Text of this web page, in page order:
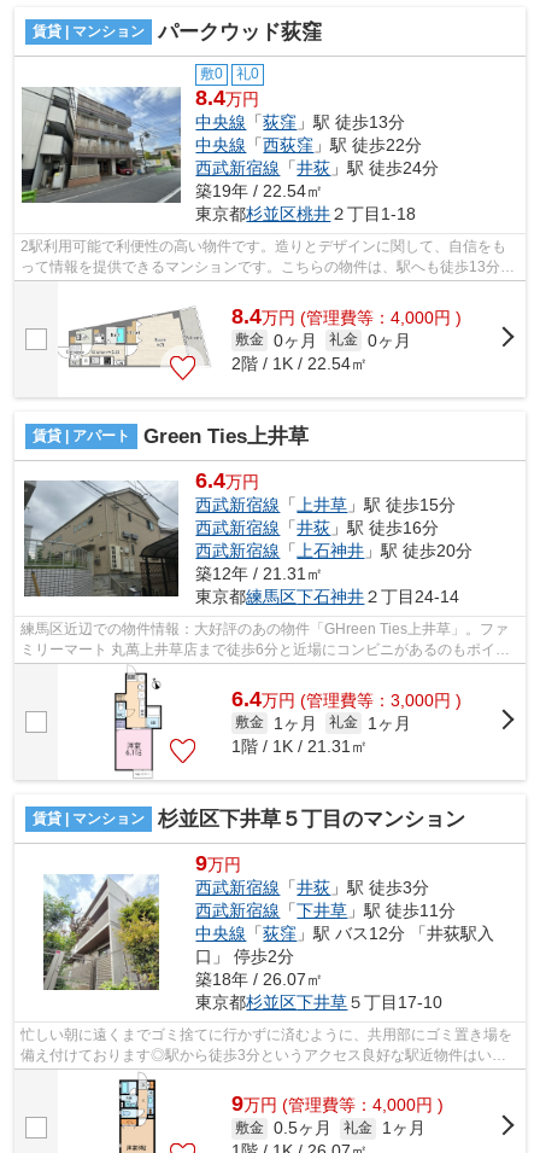
賃貸 | マンション パークウッド荻窪
敷0 礼0
8.4万円
中央線 「荻窪 」駅 徒歩13分
中央線 「西荻窪 」駅 徒歩22分
西武新宿線 「井荻 」駅 徒歩24分
築19年 / 22.54㎡
東京都杉並区桃井２丁目1-18
2駅利用可能で利便性の高い物件です。造りとデザインに関して、自信をも
って情報を提供できるマンションです。こちらの物件は、駅へも徒歩13分と
8.4万円 (管理費等：4,000円 )
敷金 0ヶ月 礼金 0ヶ月
2階 / 1K / 22.54㎡
賃貸 | アパート Green Ties上井草
6.4万円
西武新宿線 「 上井草 」駅 徒歩15分
西武新宿線 「井荻 」駅 徒歩16分
西武新宿線 「 上石神井 」駅 徒歩20分
築12年 / 21.31㎡
東京都練馬区下石神井２丁目24-14
練馬区近辺での物件情報：大好評のあの物件「GHreen Ties上井草」。ファ
ミリーマート 丸萬上井草店まで徒歩6分と近場にコンビニがあるのもポイン
ト。駅まで徒歩15分の物件です。こちら...
6.4万円 (管理費等：3,000円 )
敷金 1ヶ月 礼金
1ヶ月
1階 / 1K / 21.31㎡
賃貸 | マンション 杉並区下井草５丁目のマンション
9万円
西武新宿線 「井荻 」駅 徒歩3分
西武新宿線 「下井草 」駅 徒歩11分
中央線 「荻窪 」駅 バス12分 「井荻駅入
口」 停歩2分
築18年 / 26.07㎡
東京都杉並区下井草５丁目17-10
忙しい朝に遠くまでゴミ捨てに行かずに済むように、共用部にゴミ置き場を
備え付けております◎駅から徒歩3分というアクセス良好な駅近物件はいか
がですか◎造りとデザインに関して、自信...
9万円 (管理費等：4,000円 )
敷金 0.5ヶ月 礼金
1ヶ月